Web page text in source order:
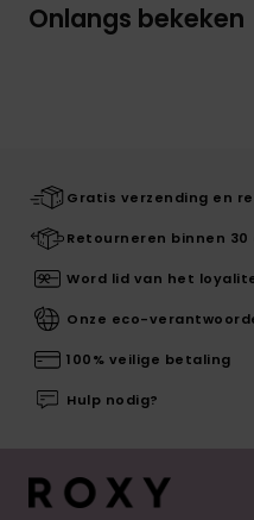
Onlangs bekeken
Gratis verzending en
Retourneren binnen 30
Word lid van het
Onze eco-
100% veilige betaling
Hulp nodig?